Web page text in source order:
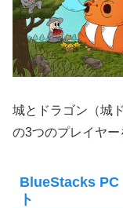
城とドラゴン（城
の3つのプレイヤー
BlueStacks PC
ト